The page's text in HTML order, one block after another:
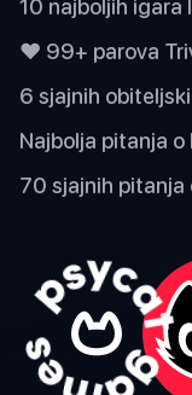
10 najboljih igara
❤️ 99+ parova
6 sjajnih
Najbolja pitanja o
70 sjajnih pitanja